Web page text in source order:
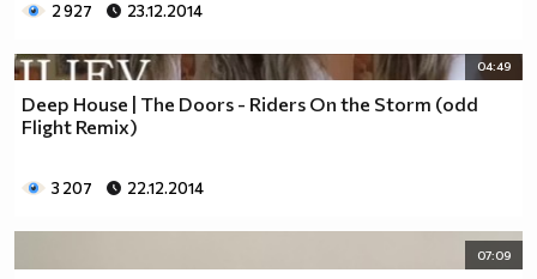
2 927 23.12.2014
04:49
Deep House | The Doors - Riders On the Storm (odd
Flight Remix)
3 207 22.12.2014
07:09